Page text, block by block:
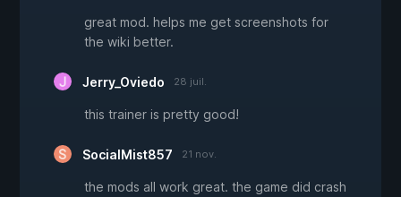
great mod. helps me get screenshots for
the wiki better.
Jerry_Oviedo 28 juil.
this trainer is pretty good!
SocialMist857 21 nov.
the mods all work great. the game did crash